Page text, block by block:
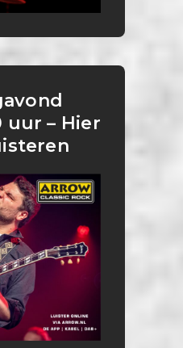
uur – Hier